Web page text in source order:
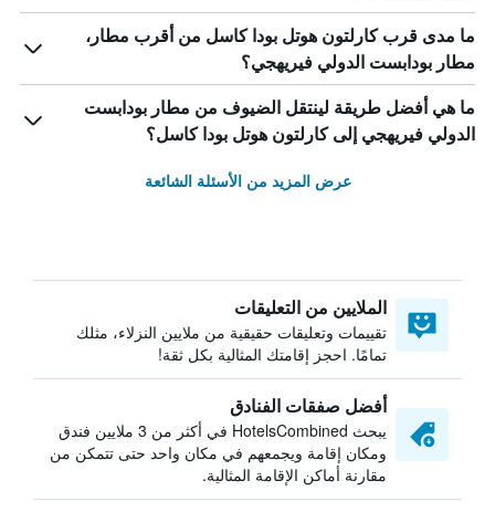
ما مدى قرب كارلتون هوتل بودا كاسل من أقرب مطار،
مطار بودابست الدولي فيريهجي؟
ما هي أفضل طريقة لينتقل الضيوف من مطار بودابست
الدولي فيريهجي إلى كارلتون هوتل بودا كاسل؟
عرض المزيد من الأسئلة الشائعة
الملايين من التعليقات
تقييمات وتعليقات حقيقية من ملايين النزلاء، مثلك
تمامًا. احجز إقامتك المثالية بكل ثقة!
أفضل صفقات الفنادق
يبحث HotelsCombined في أكثر من 3 ملايين فندق
ومكان إقامة ويجمعهم في مكان واحد حتى تتمكن من
مقارنة أماكن الإقامة المثالية.